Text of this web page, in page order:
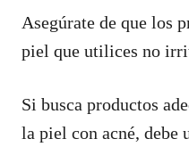
Asegúrate de que los
piel que utilices no
Si busca productos
la piel con acné, debe